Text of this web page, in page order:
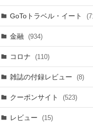
GoToトラベル・イート
金融 (934)
コロナ (110)
雑誌の付録レビュー (8)
クーポンサイト (523)
レビュー (15)